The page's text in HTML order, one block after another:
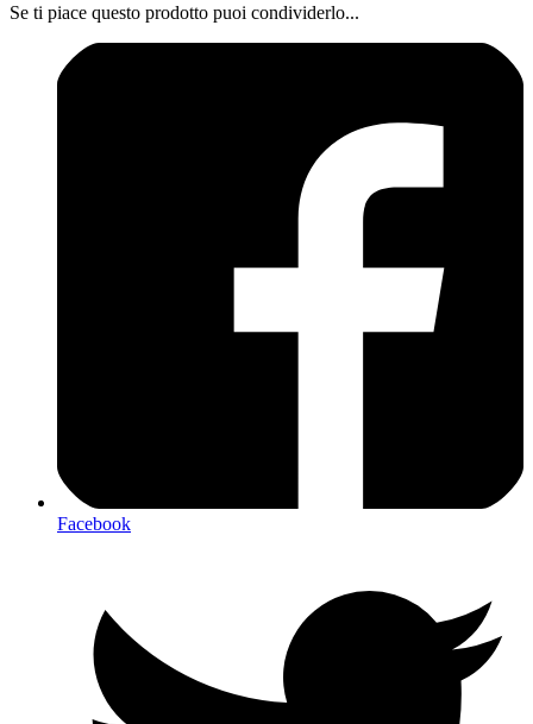
Se ti piace questo prodotto puoi condividerlo...
Facebook